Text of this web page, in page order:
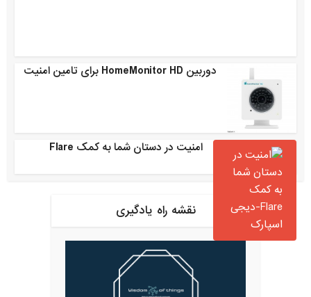
دوربین HomeMonitor HD برای تامین امنیت
امنیت در دستان شما به کمک Flare
نقشه راه یادگیری